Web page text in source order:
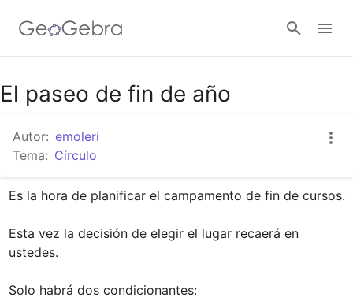
Google Classroom
GeoGebra Classroom
Abrir sesión
El paseo de fin de año
Autor: emoleri
Tema: Círculo
Es la hora de planificar el campamento de fin de cursos.
Esta vez la decisión de elegir el lugar recaerá en
ustedes.
Solo habrá dos condicionantes: